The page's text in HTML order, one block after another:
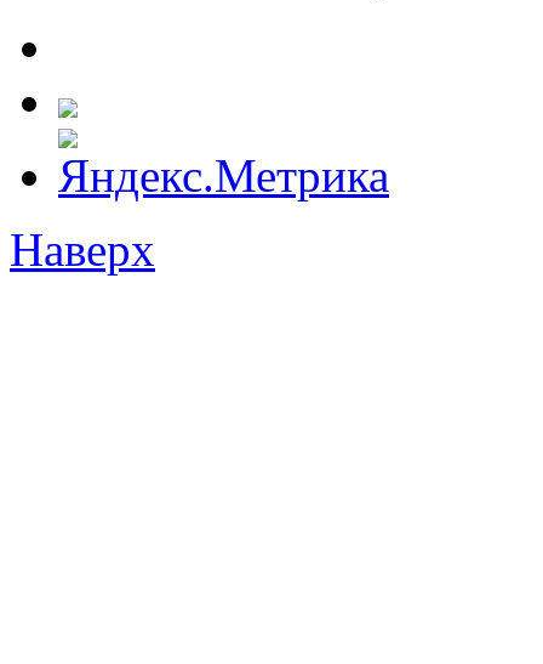
Наверх